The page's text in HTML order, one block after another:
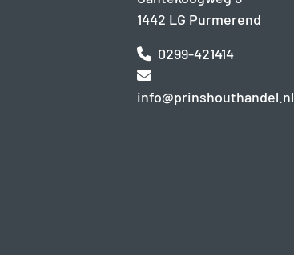
1442 LG Purmerend
0299-421414
info@prinshouthandel.nl